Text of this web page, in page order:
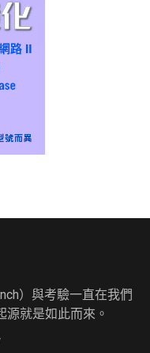
）與考驗一直在我們
就是如此而來。